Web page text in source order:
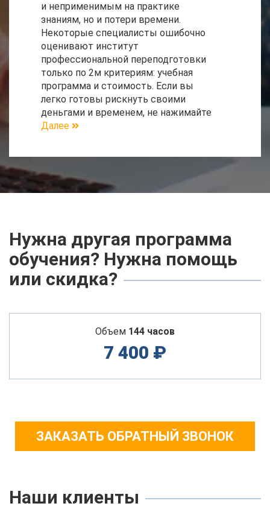
и неприменимым на практике
знаниям, но и потери времени.
Некоторые специалисты ошибочно
оценивают институт
профессиональной переподготовки
только по 2м критериям: учебная
программа и стоимость. Если вы
легко готовы рискнуть своими
деньгами и временем, не нажимайте
Далее
Нужна другая программа
обучения? Нужна помощь
или скидка?
Объем 144 часов
7 400 ₽
ЗАКАЗАТЬ ОБРАТНЫЙ ЗВОНОК
Наши клиенты